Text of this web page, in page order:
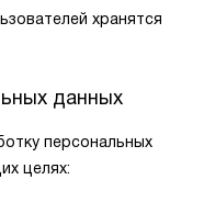
хранятся
данных
персональных
целях: